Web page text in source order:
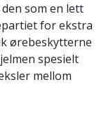
som en lett
for ekstra
ørebeskytterne
spesielt
mellom